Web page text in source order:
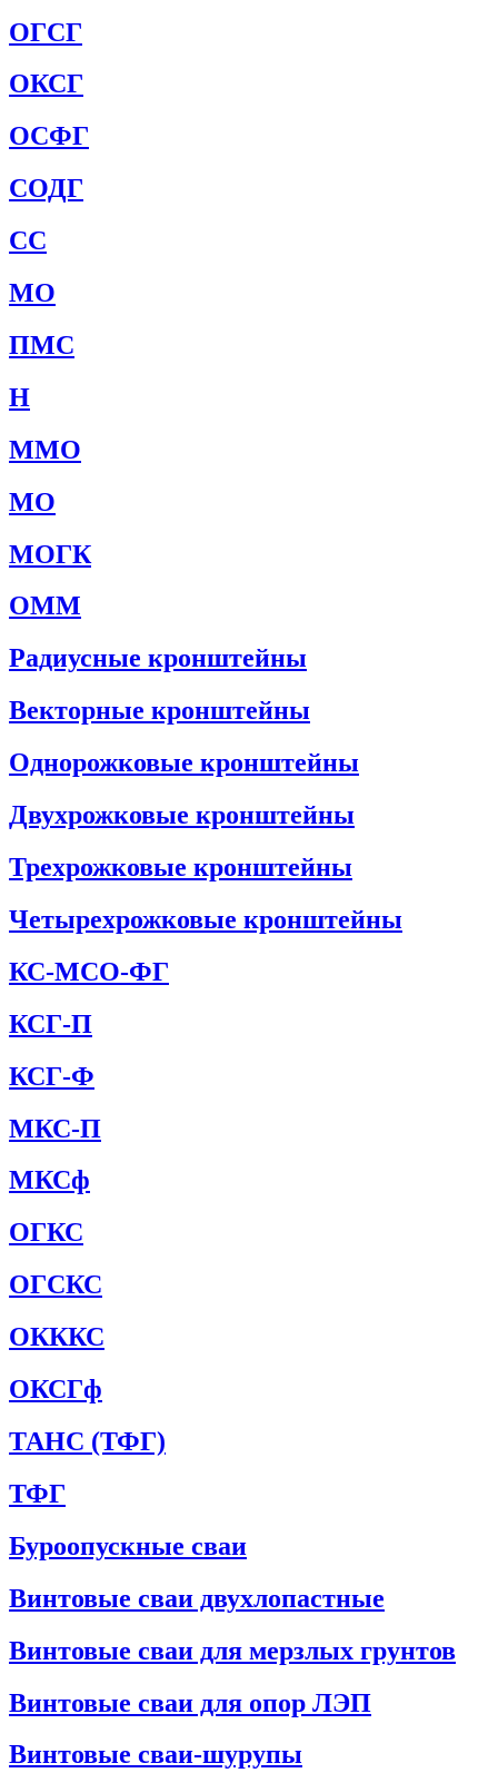
ОГСГ
ОКСГ
ОСФГ
СОДГ
СС
МО
ПМС
Н
ММО
МО
МОГК
ОММ
Радиусные кронштейны
Векторные кронштейны
Однорожковые кронштейны
Двухрожковые кронштейны
Трехрожковые кронштейны
Четырехрожковые кронштейны
КС-МСО-ФГ
КСГ-П
КСГ-Ф
МКС-П
МКСф
ОГКС
ОГСКС
ОКККС
ОКСГф
ТАНС (ТФГ)
ТФГ
Буроопускные сваи
Винтовые сваи двухлопастные
Винтовые сваи для мерзлых грунтов
Винтовые сваи для опор ЛЭП
Винтовые сваи-шурупы